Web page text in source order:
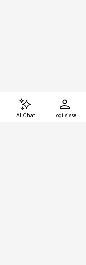
AI Chat Logi sisse